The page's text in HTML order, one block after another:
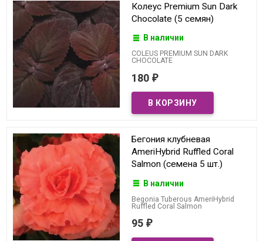
Колеус Premium Sun Dark
Chocolate (5 семян)
В наличии
COLEUS PREMIUM SUN DARK
CHOCOLATE
180 ₽
Бегония клубневая
AmeriHybrid Ruffled Coral
Salmon (семена 5 шт.)
В наличии
Begonia Tuberous AmeriHybrid
Ruffled Coral Salmon
95 ₽